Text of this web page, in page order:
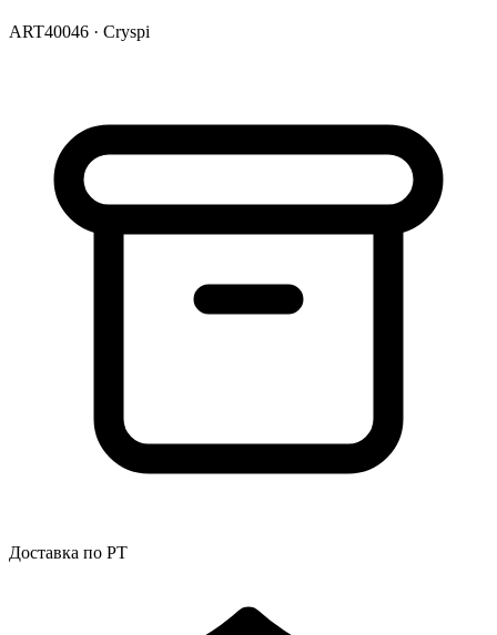
ART40046 · Cryspi
Доставка по РТ